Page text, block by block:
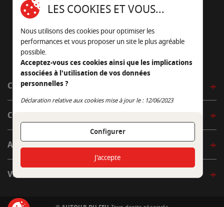
05 45 22 98 09
Nous envoyer un e-mail
CÔTÉ OUTDOOR
CÔTÉ INDOOR
AUTOUR DE LA TABLE
VENIR EN BOUTIQUE
LES COOKIES ET VOUS...
Nous utilisons des cookies pour optimiser les
performances et vous proposer un site le plus agréable
possible.
Acceptez-vous ces cookies ainsi que les implications
associées à l'utilisation de vos données
personnelles ?
Déclaration relative aux cookies mise à jour le : 12/06/2023
Configurer
Continuer sans accepter
J'accepte